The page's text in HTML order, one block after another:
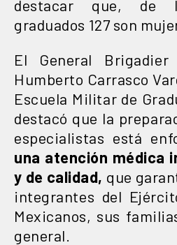
destacar que, de
graduados 127 son
El General Brigadier
Humberto Carrasco
Escuela Militar de
destacó que la
especialistas está
una atención médica
y de calidad, que
integrantes del
Mexicanos, sus
general.